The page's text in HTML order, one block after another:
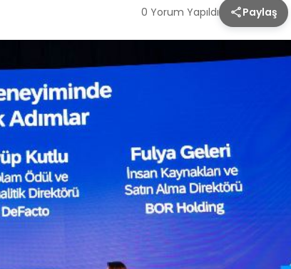
0 Yorum Yapıldı Paylaş